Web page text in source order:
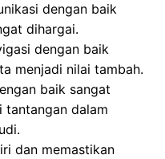
dengan baik
dihargai.
dengan baik
menjadi nilai tambah.
baik sangat
tantangan dalam
dan memastikan